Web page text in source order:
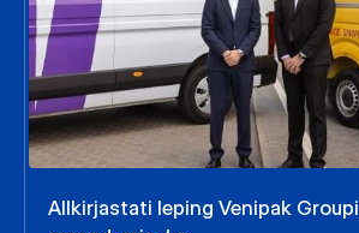
Allkirjastati leping Venipak Groupi